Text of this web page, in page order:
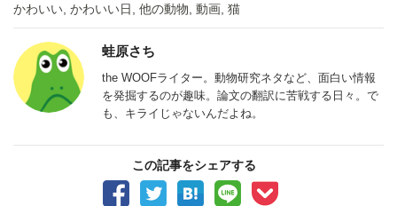
かわいい かわいい日 他の動物 動画 猫
蛙原さち
the WOOFライター。動物研究ネタなど、面白い情報
を発掘するのが趣味。論文の翻訳に苦戦する日々。で
も、キライじゃないんだよね。
この記事をシェアする